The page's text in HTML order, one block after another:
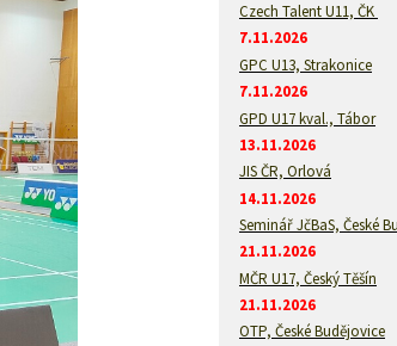
Czech Talent U11, ČK
7.11.2026
GPC U13, Strakonice
7.11.2026
GPD U17 kval., Tábor
13.11.2026
JIS ČR, Orlová
14.11.2026
Seminář JčBaS, České
21.11.2026
MČR U17, Český Těšín
21.11.2026
OTP, České Budějovice